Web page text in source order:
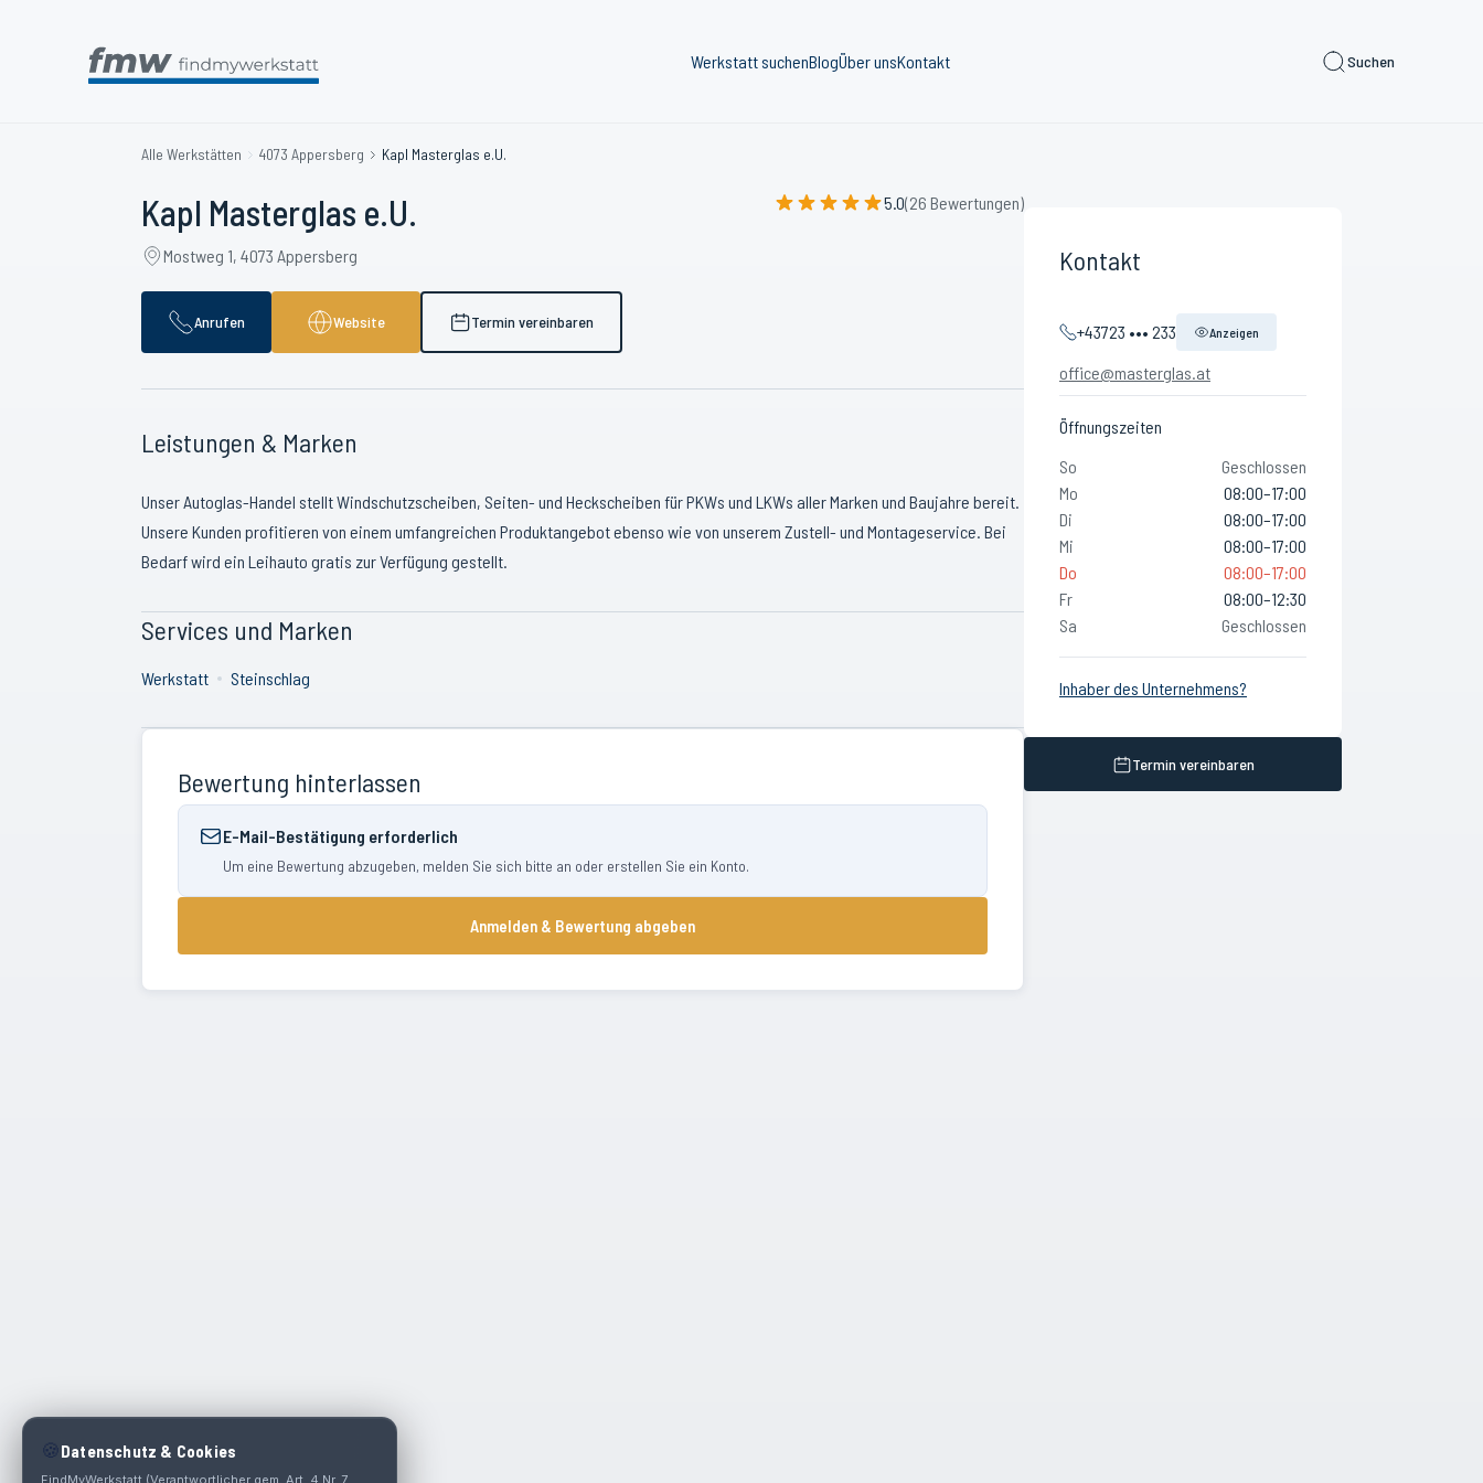
Werkstatt suchenBlogÜber unsKontakt Suchen
Alle Werkstätten 4073 Appersberg Kapl Masterglas e.U.
Kapl Masterglas e.U. 5.0(26 Bewertungen)
Mostweg 1, 4073 Appersberg
Anrufen Website Termin vereinbaren
Leistungen & Marken
Unser Autoglas-Handel stellt Windschutzscheiben, Seiten- und Heckscheiben für PKWs und LKWs aller Marken und Baujahre bereit.
Unsere Kunden profitieren von einem umfangreichen Produktangebot ebenso wie von unserem Zustell- und Montageservice. Bei
Bedarf wird ein Leihauto gratis zur Verfügung gestellt.
Services und Marken
Werkstatt Steinschlag
Bewertung hinterlassen
E-Mail-Bestätigung erforderlich
Um eine Bewertung abzugeben, melden Sie sich bitte an oder erstellen Sie ein Konto.
Anmelden & Bewertung abgeben
Kontakt
+43723 ••• 233 Anzeigen
office@masterglas.at
Öffnungszeiten
So
Geschlossen
Mo
08:00–17:00
Di
08:00–17:00
Mi
08:00–17:00
Do
08:00–17:00
Fr
08:00–12:30
Sa
Geschlossen
Inhaber des Unternehmens?
Termin vereinbaren
🍪 Datenschutz & Cookies
FindMyWerkstatt (Verantwortlicher gem. Art. 4 Nr. 7